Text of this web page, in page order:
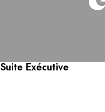
Suite Exécutive